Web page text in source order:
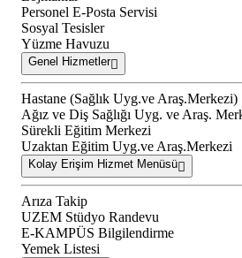
Personel E-Posta Servisi
Sosyal Tesisler
Yüzme Havuzu
Genel Hizmetler
Hastane (Sağlık Uyg.ve Araş.Merkezi)
Ağız ve Diş Sağlığı Uyg. ve Araş.
Sürekli Eğitim Merkezi
Uzaktan Eğitim Uyg.ve Araş.Merkezi
Kolay Erişim Hizmet Menüsü
Arıza Takip
UZEM Stüdyo Randevu
E-KAMPÜS Bilgilendirme
Yemek Listesi